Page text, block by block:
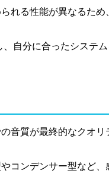
れる性能が異なるた
自分に合ったシステ
音質が最終的なクオ
ンデンサー型など、